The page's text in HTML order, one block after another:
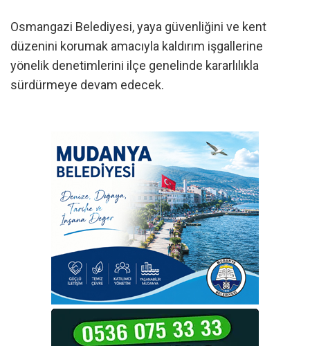
Osmangazi Belediyesi, yaya güvenliğini ve kent
düzenini korumak amacıyla kaldırım işgallerine
yönelik denetimlerini ilçe genelinde kararlılıkla
sürdürmeye devam edecek.